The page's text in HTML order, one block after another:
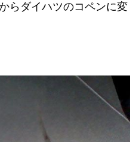
らダイハツのコペンに変